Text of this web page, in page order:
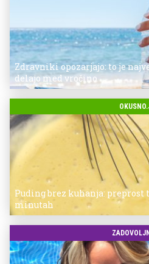
Zdravniki opozarjajo: to je
delajo med vročino
Puding brez kuhanja:
minutah